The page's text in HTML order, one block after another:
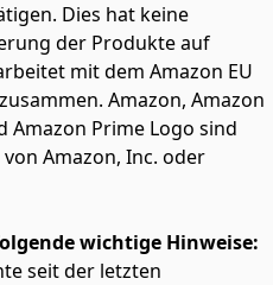
Dies hat keine
der Produkte auf
mit dem Amazon EU
Amazon, Amazon
Amazon Prime Logo sind
Amazon, Inc. oder
wichtige Hinweise:
seit der letzten